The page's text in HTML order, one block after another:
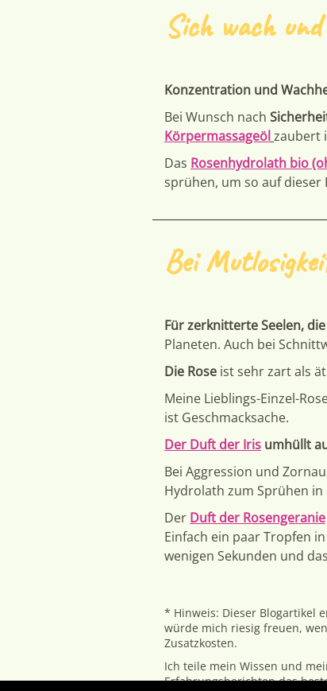
Sich wach
Konzentration und
Bei Wunsch nach
Körpermassageöl zaubert
Das Rosenhydrolath bio
sprühen, um so auf dieser
Bei
Für zerknitterte Seelen,
Planeten. Auch bei
Die Rose ist sehr zart als
Meine Lieblings-Einzel-
ist Geschmacksache.
Der Duft der Iris umhüllt
Bei Aggression und
Hydrolath zum Sprühen in
Der Duft der Rosengeranie
Einfach ein paar Tropfen
wenigen Sekunden und
* Hinweis: Dieser Blogartikel
würde mich riesig freuen,
Zusatzkosten.
Ich teile mein Wissen und
Erfahrungsberichten das